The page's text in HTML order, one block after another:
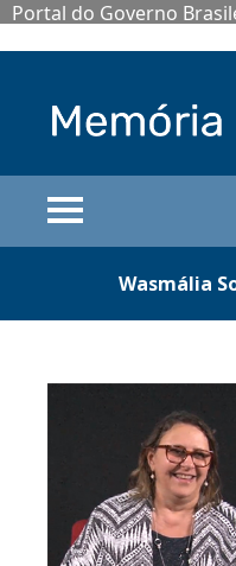
Portal do Governo
Wasmália